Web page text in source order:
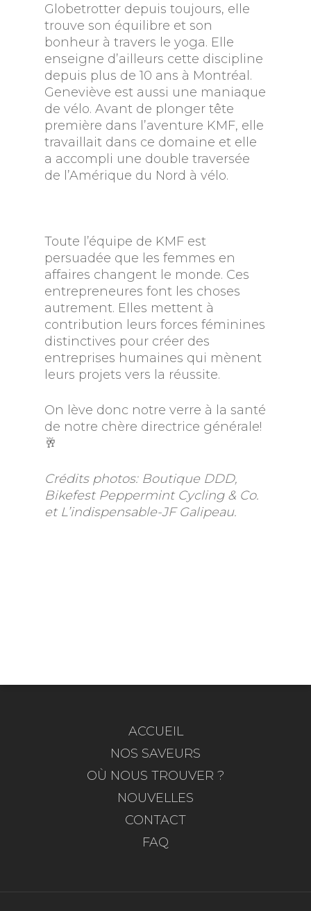
Globetrotter depuis toujours, elle
trouve son équilibre et son
bonheur à travers le yoga. Elle
enseigne d’ailleurs cette discipline
depuis plus de 10 ans à Montréal.
Geneviève est aussi une maniaque
de vélo. Avant de plonger tête
première dans l’aventure KMF, elle
travaillait dans ce domaine et elle
a accompli une double traversée
de l’Amérique du Nord à vélo.
Toute l’équipe de KMF est
persuadée que les femmes en
affaires changent le monde. Ces
entrepreneures font les choses
autrement. Elles mettent à
contribution leurs forces féminines
distinctives pour créer des
entreprises humaines qui mènent
leurs projets vers la réussite.
On lève donc notre verre à la santé
de notre chère directrice générale!
🥂
Crédits photos: Boutique DDD,
Bikefest Peppermint Cycling & Co.
et L’indispensable-JF Galipeau.
ACCUEIL
NOS SAVEURS
OÙ NOUS TROUVER ?
NOUVELLES
CONTACT
FAQ